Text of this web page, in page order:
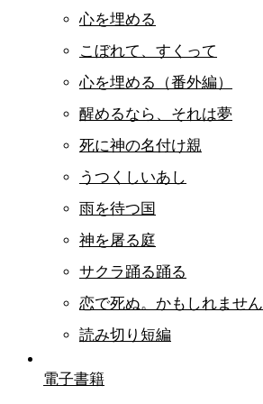
心を埋める
こぼれて、すくって
心を埋める（番外編）
醒めるなら、それは夢
死に神の名付け親
うつくしいあし
雨を待つ国
神を屠る庭
サクラ踊る踊る
恋で死ぬ。かもしれません
読み切り短編
電子書籍